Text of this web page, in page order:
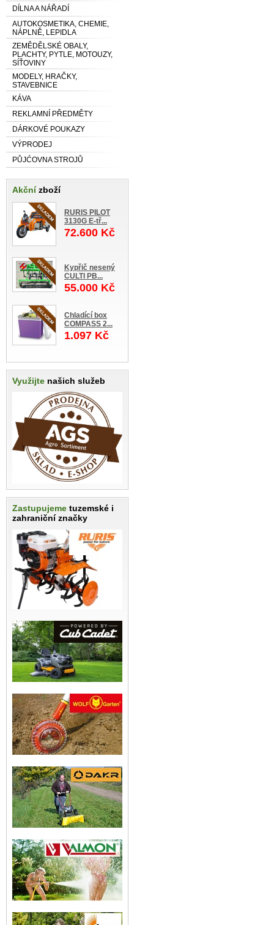
DÍLNA A NÁŘADÍ
AUTOKOSMETIKA, CHEMIE,
NÁPLNĚ, LEPIDLA
ZEMĚDĚLSKÉ OBALY,
PLACHTY, PYTLE, MOTOUZY,
SÍŤOVINY
MODELY, HRAČKY,
STAVEBNICE
KÁVA
REKLAMNÍ PŘEDMĚTY
DÁRKOVÉ POUKAZY
VÝPRODEJ
PŮJĆOVNA STROJŮ
Akčnízboží
RURIS PILOT
3130G E-tř...
72.600 Kč
Kypřič nesený
CULTI PB...
55.000 Kč
Chladící box
COMPASS 2...
1.097 Kč
Využijte našich služeb
Zastupujeme tuzemské i
zahraniční značky